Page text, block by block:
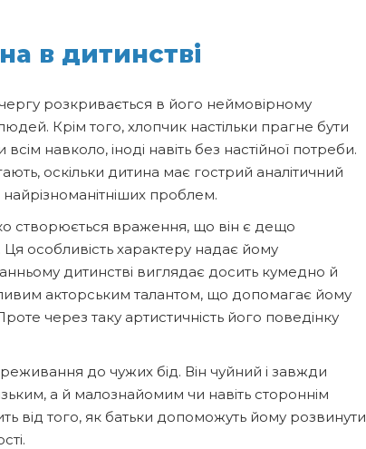
в дитинстві
розкривається в його неймовірному
Крім того, хлопчик настільки прагне бути
навколо, іноді навіть без настійної потреби.
оскільки дитина має гострий аналітичний
проблем.
створюється враження, що він є дещо
особливість характеру надає йому
дитинстві виглядає досить кумедно й
акторським талантом, що допомагає йому
через таку артистичність його поведінку
до чужих бід. Він чуйний і завжди
а й малознайомим чи навіть стороннім
від того, як батьки допоможуть йому розвинути